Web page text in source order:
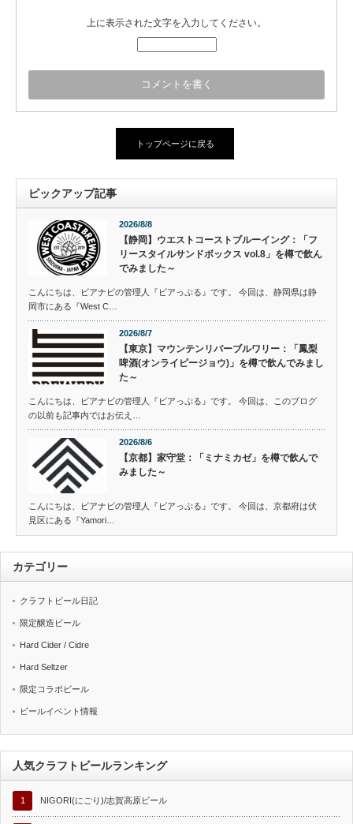
上に表示された文字を入力してください。
トップページに戻る
ピックアップ記事
2026/8/8
【静岡】ウエストコーストブルーイング：「フ
リースタイルサンドボックス vol.8」を樽で飲ん
でみました～
こんにちは、ビアナビの管理人『ビアっぷる』です。 今回は、静岡県は静
岡市にある『West C…
2026/8/7
【東京】マウンテンリバーブルワリー：「鳳梨
啤酒(オンライピージョウ)」を樽で飲んでみまし
た～
こんにちは、ビアナビの管理人『ビアっぷる』です。 今回は、このブログ
の以前も記事内ではお伝え…
2026/8/6
【京都】家守堂：「ミナミカゼ」を樽で飲んで
みました～
こんにちは、ビアナビの管理人『ビアっぷる』です。 今回は、京都府は伏
見区にある『Yamori…
カテゴリー
クラフトビール日記
限定醸造ビール
Hard Cider / Cidre
Hard Seltzer
限定コラボビール
ビールイベント情報
人気クラフトビールランキング
1 NIGORI(にごり)/志賀高原ビール